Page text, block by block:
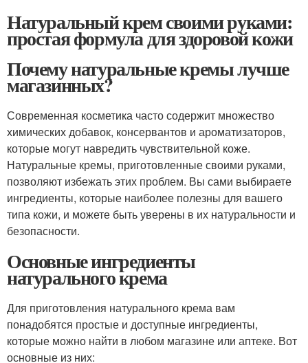
Натуральный крем своими руками:
простая формула для здоровой кожи
Почему натуральные кремы лучше
магазинных?
Современная косметика часто содержит множество
химических добавок, консервантов и ароматизаторов,
которые могут навредить чувствительной коже.
Натуральные кремы, приготовленные своими руками,
позволяют избежать этих проблем. Вы сами выбираете
ингредиенты, которые наиболее полезны для вашего
типа кожи, и можете быть уверены в их натуральности и
безопасности.
Основные ингредиенты
натурального крема
Для приготовления натурального крема вам
понадобятся простые и доступные ингредиенты,
которые можно найти в любом магазине или аптеке. Вот
основные из них: